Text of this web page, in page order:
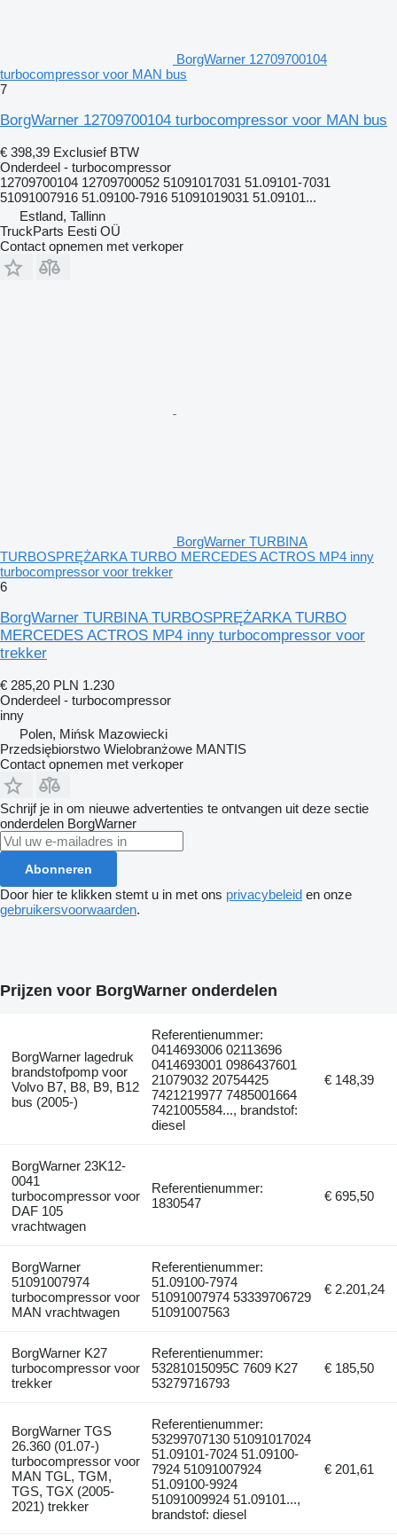
BorgWarner 12709700104
turbocompressor voor MAN bus
7
BorgWarner 12709700104 turbocompressor voor MAN bus
€ 398,39 Exclusief BTW
Onderdeel - turbocompressor
12709700104 12709700052 51091017031 51.09101-7031
51091007916 51.09100-7916 51091019031 51.09101...
Estland, Tallinn
TruckParts Eesti OÜ
Contact opnemen met verkoper
BorgWarner TURBINA
TURBOSPRĘŻARKA TURBO MERCEDES ACTROS MP4 inny
turbocompressor voor trekker
6
BorgWarner TURBINA TURBOSPRĘŻARKA TURBO
MERCEDES ACTROS MP4 inny turbocompressor voor
trekker
€ 285,20 PLN 1.230
Onderdeel - turbocompressor
inny
Polen, Mińsk Mazowiecki
Przedsiębiorstwo Wielobranżowe MANTIS
Contact opnemen met verkoper
Schrijf je in om nieuwe advertenties te ontvangen uit deze sectie
onderdelen BorgWarner
Abonneren
Door hier te klikken stemt u in met ons privacybeleid en onze
gebruikersvoorwaarden.
Prijzen voor BorgWarner onderdelen
BorgWarner lagedruk
brandstofpomp voor
Volvo B7, B8, B9, B12
bus (2005-)
Referentienummer:
0414693006 02113696
0414693001 0986437601
21079032 20754425
7421219977 7485001664
7421005584..., brandstof:
diesel
€ 148,39
BorgWarner 23K12-
0041
turbocompressor voor
DAF 105
vrachtwagen
Referentienummer:
1830547
€ 695,50
BorgWarner
51091007974
turbocompressor voor
MAN vrachtwagen
Referentienummer:
51.09100-7974
51091007974 53339706729
51091007563
€ 2.201,24
BorgWarner K27
turbocompressor voor
trekker
Referentienummer:
53281015095C 7609 K27
53279716793
€ 185,50
BorgWarner TGS
26.360 (01.07-)
turbocompressor voor
MAN TGL, TGM,
TGS, TGX (2005-
2021) trekker
Referentienummer:
53299707130 51091017024
51.09101-7024 51.09100-
7924 51091007924
51.09100-9924
51091009924 51.09101...,
brandstof: diesel
€ 201,61